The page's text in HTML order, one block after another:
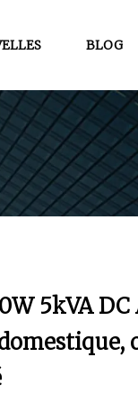
BLOG
5kVA DC